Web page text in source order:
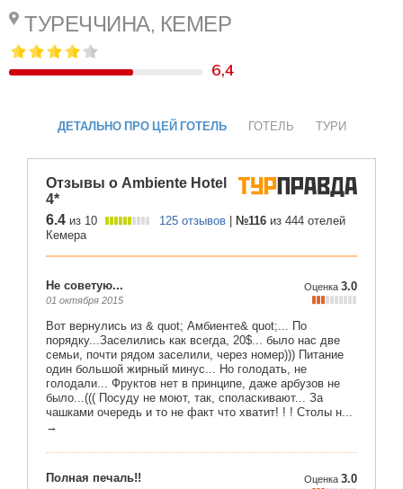
ТУРЕЧЧИНА, КЕМЕР
6,4
ДЕТАЛЬНО ПРО ЦЕЙ ГОТЕЛЬ ГОТЕЛЬ ТУРИ